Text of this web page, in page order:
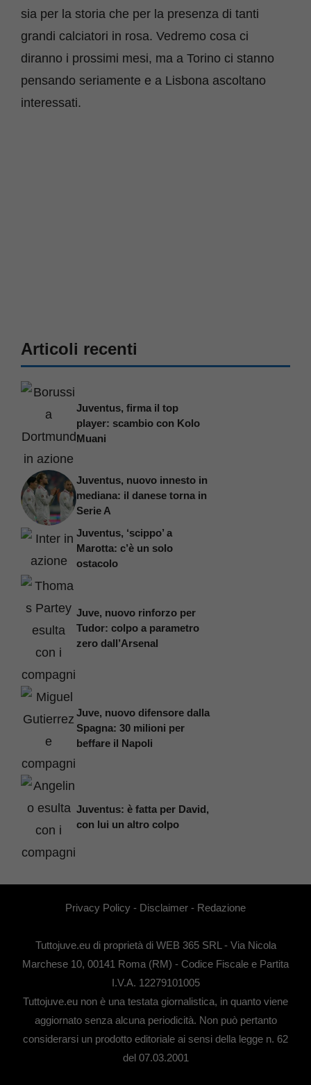
sia per la storia che per la presenza di tanti
grandi calciatori in rosa. Vedremo cosa ci
diranno i prossimi mesi, ma a Torino ci stanno
pensando seriamente e a Lisbona ascoltano
interessati.
Articoli recenti
Juventus, firma il top
player: scambio con Kolo
Muani
Juventus, nuovo innesto in
mediana: il danese torna in
Serie A
Juventus, ‘scippo’ a
Marotta: c’è un solo
ostacolo
Juve, nuovo rinforzo per
Tudor: colpo a parametro
zero dall’Arsenal
Juve, nuovo difensore dalla
Spagna: 30 milioni per
beffare il Napoli
Juventus: è fatta per David,
con lui un altro colpo
Privacy Policy - Disclaimer - Redazione
Tuttojuve.eu di proprietà di WEB 365 SRL - Via Nicola
Marchese 10, 00141 Roma (RM) - Codice Fiscale e Partita
I.V.A. 12279101005
Tuttojuve.eu non è una testata giornalistica, in quanto viene
aggiornato senza alcuna periodicità. Non può pertanto
considerarsi un prodotto editoriale ai sensi della legge n. 62
del 07.03.2001